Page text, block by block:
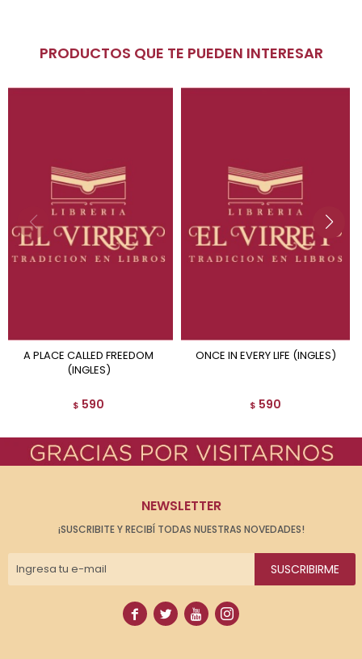
PRODUCTOS QUE TE PUEDEN INTERESAR
A PLACE CALLED FREEDOM
(INGLES)
$ 590
ONCE IN EVERY LIFE (INGLES)
$ 590
NEWSLETTER
¡SUSCRIBITE Y RECIBÍ TODAS NUESTRAS NOVEDADES!
SUSCRIBIRME
   